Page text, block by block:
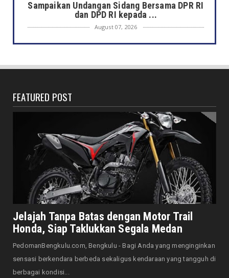
Sampaikan Undangan Sidang Bersama DPR RI
dan DPD RI kepada ...
August 07, 2026
DAERAH
Gelar Lomba Kebersihan...
Jaga Kehormatan Simbol Negara, Walikota:
Jangan Pasang Bende...
August 07, 2026
DAERAH
Bersama Forkopimda, Walikota – Wawali
Bagikan 5.000 Bendera ...
August 07, 2026
JELAJAH
Saat Amal Masjid Keliru, Nasib Negeri
Mengharu-biru
August 07, 2026
Honda CUV e: Motor Listrik Canggih, Penuh
FEATURED POST
Jelajah Tanpa Batas dengan Motor Trail
Honda, Siap Taklukkan Segala Medan
PedomanBengkulu.com, Bengkulu - Bagi Anda yang menginginkan
sensasi berkendara berbeda sekaligus kendaraan yang tangguh di
berbagai kondisi...